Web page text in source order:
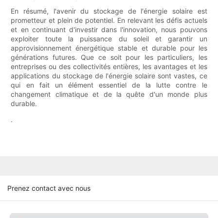
En résumé, l'avenir du stockage de l'énergie solaire est
prometteur et plein de potentiel. En relevant les défis actuels
et en continuant d'investir dans l'innovation, nous pouvons
exploiter toute la puissance du soleil et garantir un
approvisionnement énergétique stable et durable pour les
générations futures. Que ce soit pour les particuliers, les
entreprises ou des collectivités entières, les avantages et les
applications du stockage de l'énergie solaire sont vastes, ce
qui en fait un élément essentiel de la lutte contre le
changement climatique et de la quête d'un monde plus
durable.
.
Prenez contact avec nous